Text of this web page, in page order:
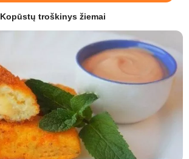
Kopūstų troškinys žiemai